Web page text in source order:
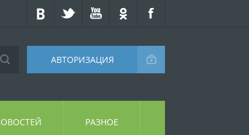
АВТОРИЗАЦИЯ
РАЗНОЕ